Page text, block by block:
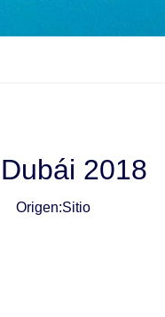
2018
Origen:Sitio